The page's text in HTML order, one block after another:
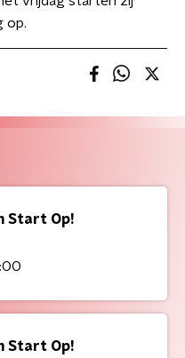
op.
Start Op!
Start Op!